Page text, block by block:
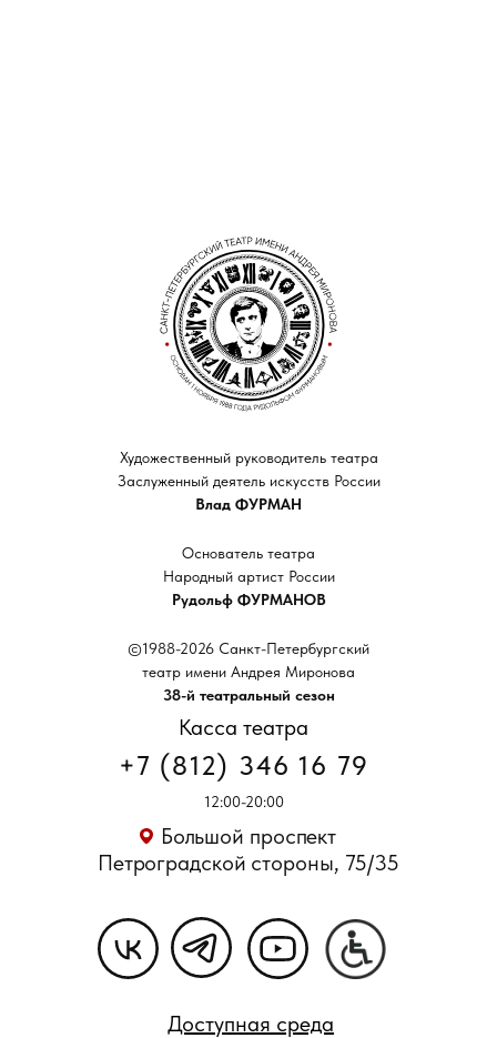
Художественный руководитель театра
Заслуженный деятель искусств России
Влад ФУРМАН
12:00-20:00
+7 (812) 346 16 79
©1988-2026 Санкт-Петербургский
театр имени Андрея Миронова
38-й театральный сезон
Основатель театра
Народный артист России
Рудольф ФУРМАНОВ
Большой проспект
Петроградской стороны, 75/35
Касса театра
Доступная среда